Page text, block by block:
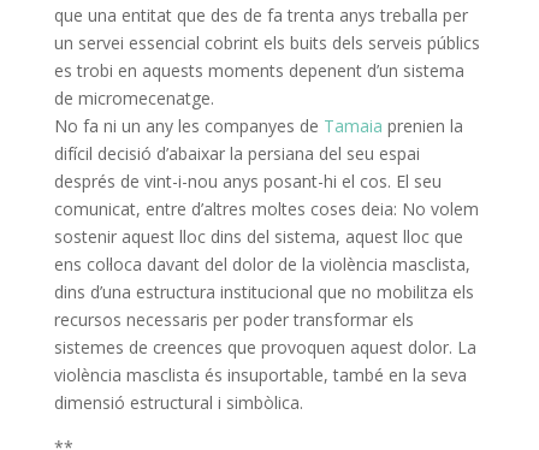
que una entitat que des de fa trenta anys treballa per
un servei essencial cobrint els buits dels serveis públics
es trobi en aquests moments depenent d’un sistema
de micromecenatge.
No fa ni un any les companyes de Tamaia prenien la
difícil decisió d’abaixar la persiana del seu espai
després de vint-i-nou anys posant-hi el cos. El seu
comunicat, entre d’altres moltes coses deia: No volem
sostenir aquest lloc dins del sistema, aquest lloc que
ens col·loca davant del dolor de la violència masclista,
dins d’una estructura institucional que no mobilitza els
recursos necessaris per poder transformar els
sistemes de creences que provoquen aquest dolor. La
violència masclista és insuportable, també en la seva
dimensió estructural i simbòlica.